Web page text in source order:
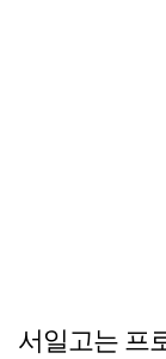
서일고는 프